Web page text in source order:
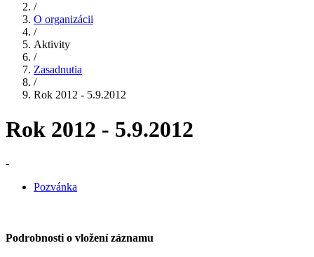
/
O organizácii
/
Aktivity
/
Zasadnutia
/
Rok 2012 - 5.9.2012
Rok 2012 - 5.9.2012
-
Pozvánka
Podrobnosti o vložení záznamu